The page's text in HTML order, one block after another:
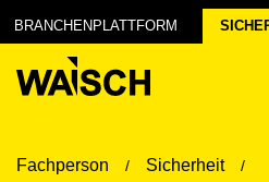
BRANCHENPLATTFORM
Fachperson Sicherheit